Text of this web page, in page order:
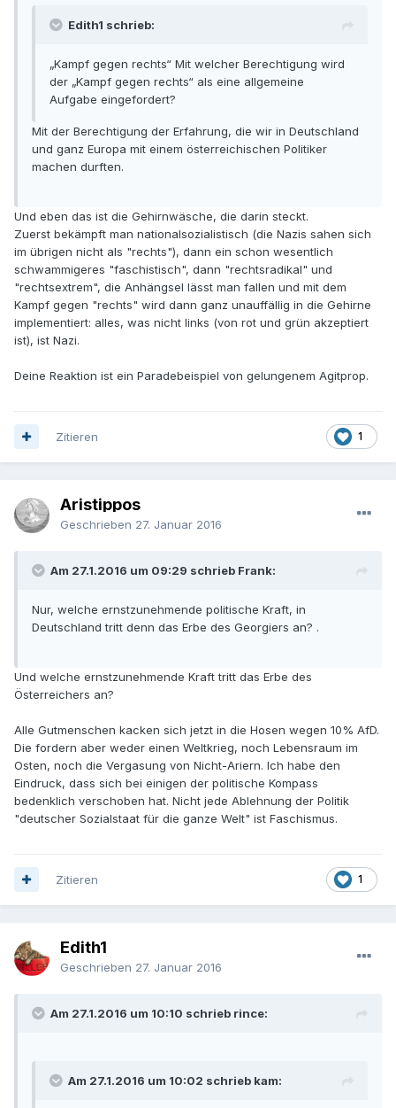
Edith1 schrieb:
„Kampf gegen rechts“ Mit welcher Berechtigung wird
der „Kampf gegen rechts“ als eine allgemeine
Aufgabe eingefordert?
Mit der Berechtigung der Erfahrung, die wir in Deutschland
und ganz Europa mit einem österreichischen Politiker
machen durften.
Und eben das ist die Gehirnwäsche, die darin steckt.
Zuerst bekämpft man nationalsozialistisch (die Nazis sahen sich
im übrigen nicht als "rechts"), dann ein schon wesentlich
schwammigeres "faschistisch", dann "rechtsradikal" und
"rechtsextrem", die Anhängsel lässt man fallen und mit dem
Kampf gegen "rechts" wird dann ganz unauffällig in die Gehirne
implementiert: alles, was nicht links (von rot und grün akzeptiert
ist), ist Nazi.
Deine Reaktion ist ein Paradebeispiel von gelungenem Agitprop.
1
Zitieren
Aristippos
Geschrieben 27. Januar 2016
Am 27.1.2016 um 09:29 schrieb Frank:
Nur, welche ernstzunehmende politische Kraft, in
Deutschland tritt denn das Erbe des Georgiers an? .
Und welche ernstzunehmende Kraft tritt das Erbe des
Österreichers an?
Alle Gutmenschen kacken sich jetzt in die Hosen wegen 10% AfD.
Die fordern aber weder einen Weltkrieg, noch Lebensraum im
Osten, noch die Vergasung von Nicht-Ariern. Ich habe den
Eindruck, dass sich bei einigen der politische Kompass
bedenklich verschoben hat. Nicht jede Ablehnung der Politik
"deutscher Sozialstaat für die ganze Welt" ist Faschismus.
1
Zitieren
Edith1
Geschrieben 27. Januar 2016
Am 27.1.2016 um 10:10 schrieb rince:
Am 27.1.2016 um 10:02 schrieb kam: